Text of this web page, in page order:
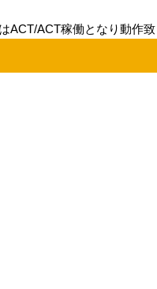
ACT/ACT稼働となり動作致